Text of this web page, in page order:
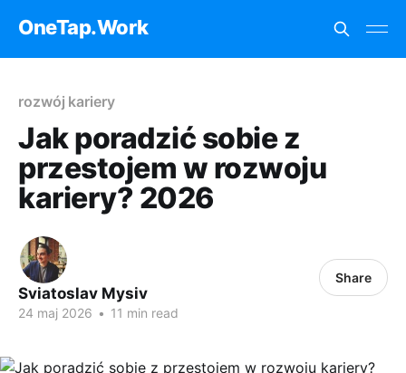
OneTap.Work
rozwój kariery
Jak poradzić sobie z
przestojem w rozwoju
kariery?​​​​ 2026
Sviatoslav Mysiv
24 maj 2026 • 11 min read
Share